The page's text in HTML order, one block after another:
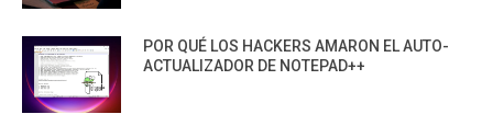
POR QUÉ LOS HACKERS AMARON EL AUTO-
ACTUALIZADOR DE NOTEPAD++